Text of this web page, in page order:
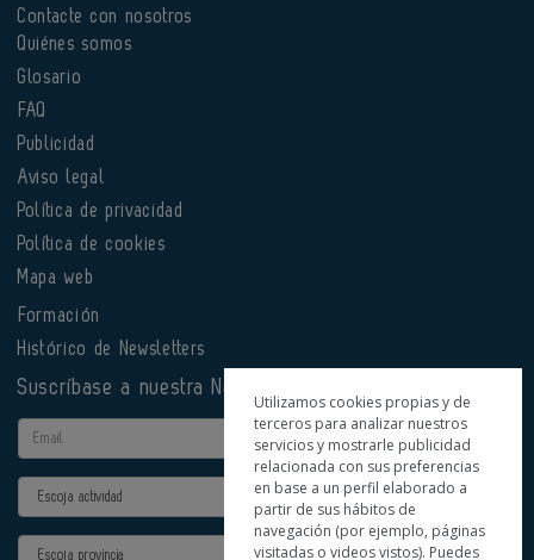
Contacte con nosotros
Quiénes somos
Glosario
FAQ
Publicidad
Aviso legal
Política de privacidad
Política de cookies
Mapa web
Formación
Histórico de Newsletters
Suscríbase a nuestra Newsletter
Email
Actividad
Provincia
Utilizamos cookies propias y de
terceros para analizar nuestros
servicios y mostrarle publicidad
relacionada con sus preferencias
en base a un perfil elaborado a
partir de sus hábitos de
navegación (por ejemplo, páginas
visitadas o videos vistos). Puedes